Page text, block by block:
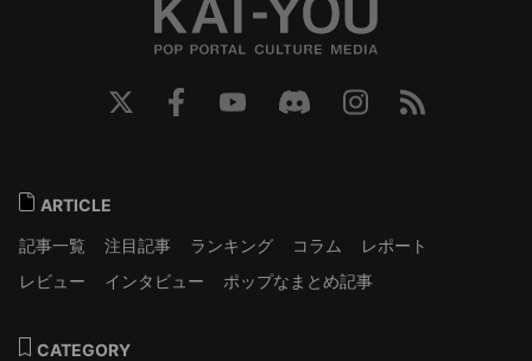
ARTICLE
記事一覧
注目記事 ランキング コラム
レポート
レビュー
インタビュー ポップなまとめ記事
CATEGORY